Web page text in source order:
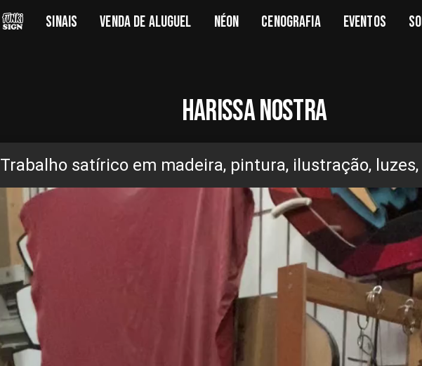
SINAIS VENDA DE ALUGUEL NÉON CENOGRAFIA EVENTOS
HARISSA NOSTRA
Trabalho satírico em madeira, pintura, ilustração,